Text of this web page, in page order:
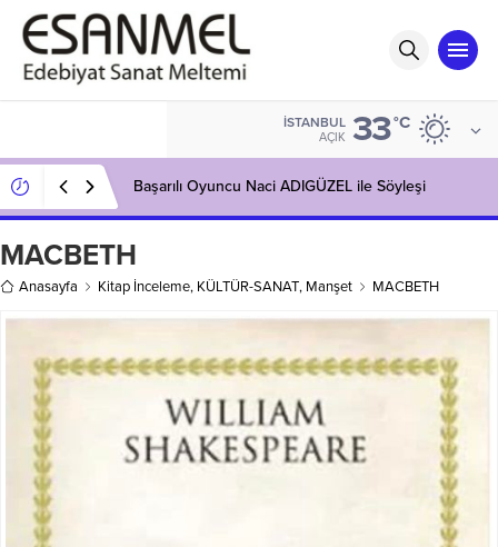
İSTANBUL
AÇIK 33°C
Başarılı Oyuncu Naci ADIGÜZEL ile Söyleşi
MACBETH
Anasayfa Kitap İnceleme, KÜLTÜR-SANAT, Manşet MACBETH